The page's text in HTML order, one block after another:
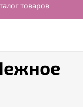
товаров